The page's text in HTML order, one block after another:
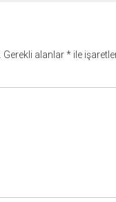
Gerekli alanlar* ile